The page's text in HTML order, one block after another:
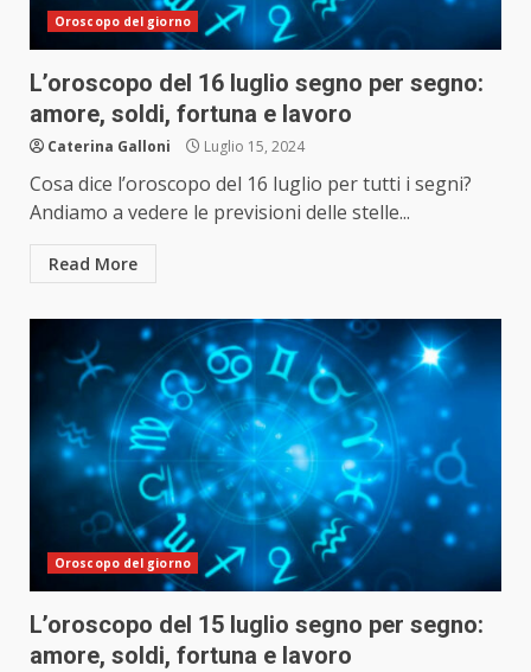
Oroscopo del giorno
L’oroscopo del 16 luglio segno per segno:
amore, soldi, fortuna e lavoro
Caterina Galloni Luglio 15, 2024
Cosa dice l’oroscopo del 16 luglio per tutti i segni?
Andiamo a vedere le previsioni delle stelle...
Read More
Oroscopo del giorno
L’oroscopo del 15 luglio segno per segno:
amore, soldi, fortuna e lavoro